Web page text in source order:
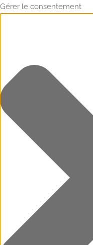
Gérer le consentement